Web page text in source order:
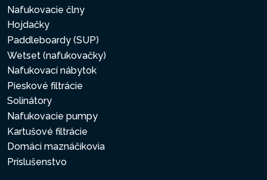
Nafukovacie člny
Hojdačky
Paddleboardy (SUP)
Wetset (nafukovačky)
Nafukovací nábytok
Pieskové filtrácie
Solinátory
Nafukovacie pumpy
Kartušové filtrácie
Domáci maznáčikovia
Príslušenstvo